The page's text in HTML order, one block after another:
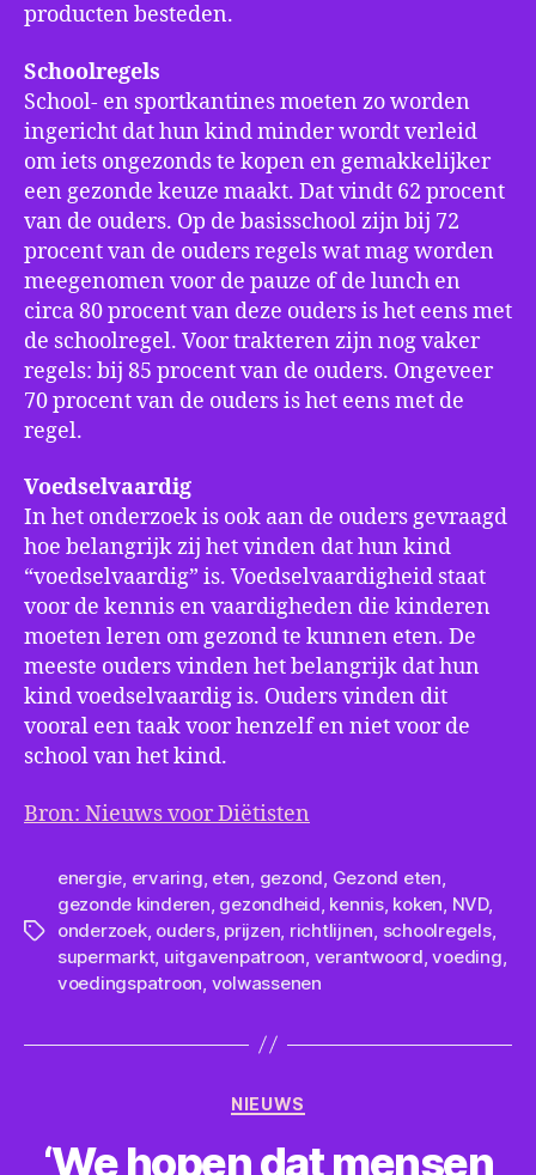
producten besteden.
Schoolregels
School- en sportkantines moeten zo worden
ingericht dat hun kind minder wordt verleid
om iets ongezonds te kopen en gemakkelijker
een gezonde keuze maakt. Dat vindt 62 procent
van de ouders. Op de basisschool zijn bij 72
procent van de ouders regels wat mag worden
meegenomen voor de pauze of de lunch en
circa 80 procent van deze ouders is het eens met
de schoolregel. Voor trakteren zijn nog vaker
regels: bij 85 procent van de ouders. Ongeveer
70 procent van de ouders is het eens met de
regel.
Voedselvaardig
In het onderzoek is ook aan de ouders gevraagd
hoe belangrijk zij het vinden dat hun kind
“voedselvaardig” is. Voedselvaardigheid staat
voor de kennis en vaardigheden die kinderen
moeten leren om gezond te kunnen eten. De
meeste ouders vinden het belangrijk dat hun
kind voedselvaardig is. Ouders vinden dit
vooral een taak voor henzelf en niet voor de
school van het kind.
Bron: Nieuws voor Diëtisten
Tags
energie, ervaring, eten, gezond, Gezond eten,
gezonde kinderen, gezondheid, kennis, koken, NVD,
onderzoek, ouders, prijzen, richtlijnen, schoolregels,
supermarkt, uitgavenpatroon, verantwoord,voeding,
voedingspatroon, volwassenen
Categorieën
NIEUWS
‘We hopen dat mensen